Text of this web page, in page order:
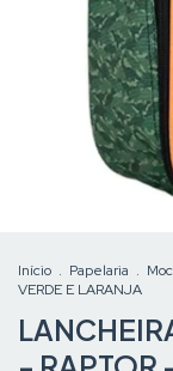
Início . Papelaria .
VERDE E LARANJA